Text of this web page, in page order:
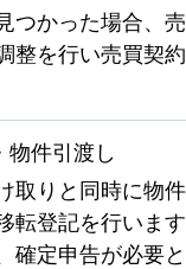
つかった場合、
整を行い売買契
物件引渡し
取りと同時に物
転登記を行いま
確定申告が必要と